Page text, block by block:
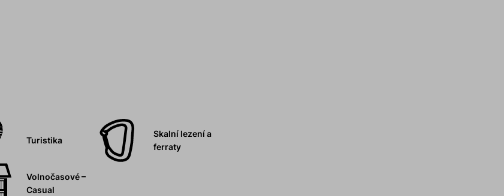
Turistika
Skalní lezení a
ferraty
Volnočasové –
Casual